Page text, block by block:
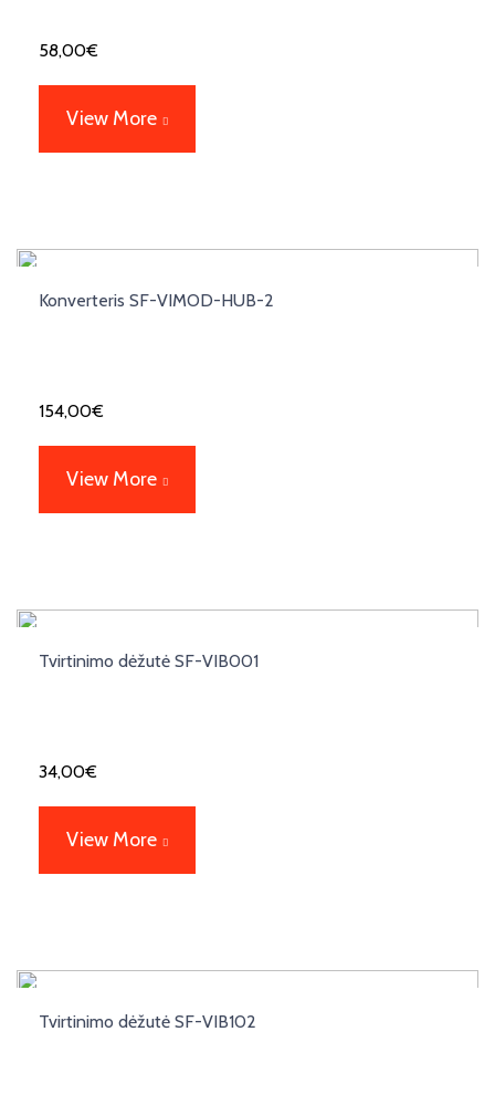
58,00€
View More
Konverteris SF-VIMOD-HUB-2
154,00€
View More
Tvirtinimo dėžutė SF-VIB001
34,00€
View More
Tvirtinimo dėžutė SF-VIB102